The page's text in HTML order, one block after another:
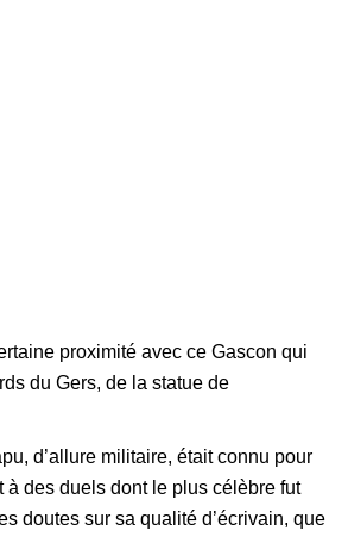
proximité avec ce Gascon qui
du Gers, de la statue de
d’allure militaire, était connu pour
des duels dont le plus célèbre fut
doutes sur sa qualité d’écrivain, que